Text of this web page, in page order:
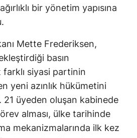
bir yönetim yapısına
Mette Frederiksen,
basın
farklı siyasi partinin
yeni azınlık hükümetini
21 üyeden oluşan kabinede
alması, ülke tarihinde
mekanizmalarında ilk kez